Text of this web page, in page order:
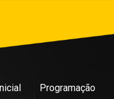
Programação